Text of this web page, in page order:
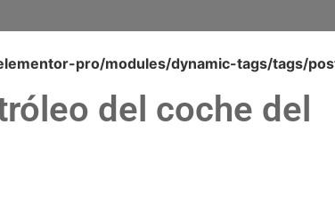
pro/modules/dynamic-tags/tags/
del coche del